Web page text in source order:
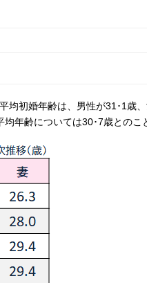
均初婚年齢は、男性が31･1歳
年齢については30･7歳とのこ